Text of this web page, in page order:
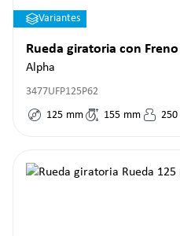
Variantes
Rueda giratoria con
Alpha
3477UFP125P62
125 mm 155 mm 250